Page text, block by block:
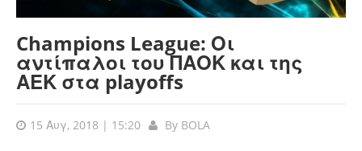
Champions League: Οι
αντίπαλοι του ΠΑΟΚ και της
ΑΕΚ στα playoffs
15 Αυγ, 2018 | 15:20 By BOLA